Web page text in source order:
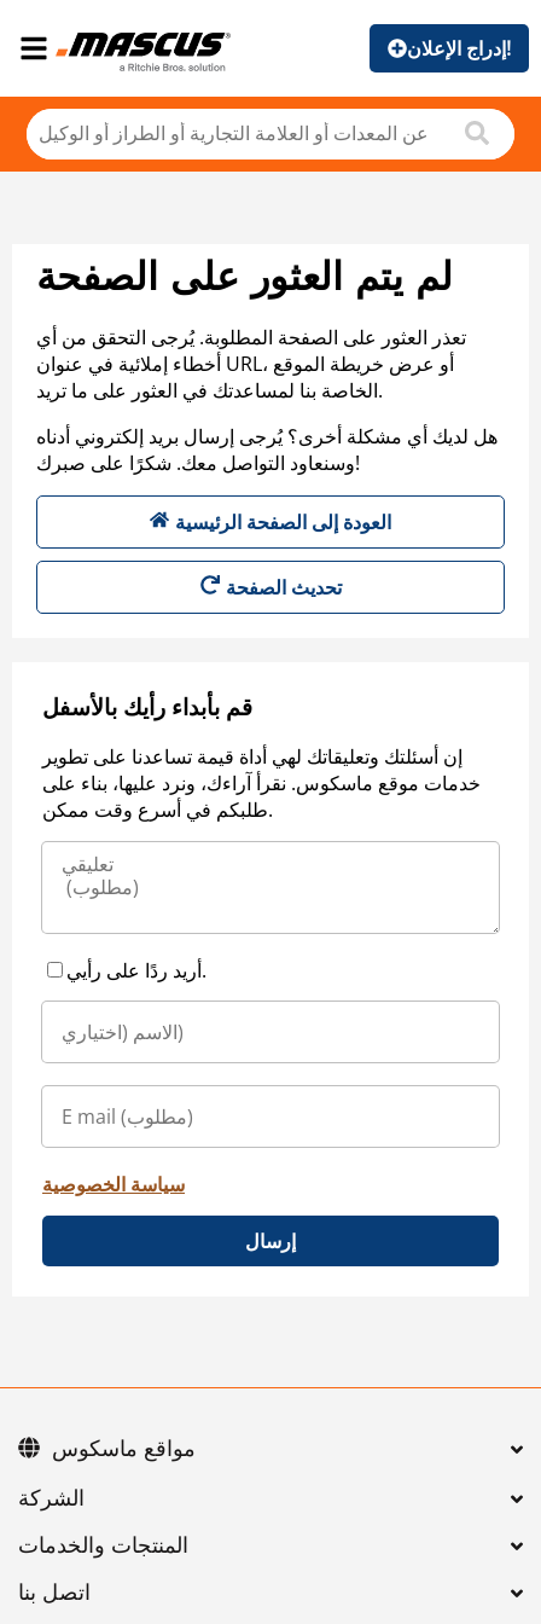
إدراج الإعلان!
لم يتم العثور على الصفحة
تعذر العثور على الصفحة المطلوبة. يُرجى التحقق من أي
أخطاء إملائية في عنوان URL، أو عرض خريطة الموقع
الخاصة بنا لمساعدتك في العثور على ما تريد.
هل لديك أي مشكلة أخرى؟ يُرجى إرسال بريد إلكتروني أدناه
وسنعاود التواصل معك. شكرًا على صبرك!
العودة إلى الصفحة الرئيسية
تحديث الصفحة
قم بأبداء رأيك بالأسفل
إن أسئلتك وتعليقاتك لهي أداة قيمة تساعدنا على تطوير
خدمات موقع ماسكوس. نقرأ آراءك، ونرد عليها، بناء على
طلبكم في أسرع وقت ممكن.
أريد ردًا على رأيي.
سياسة الخصوصية
إرسال
اتصل بنا
مواقع ماسكوس